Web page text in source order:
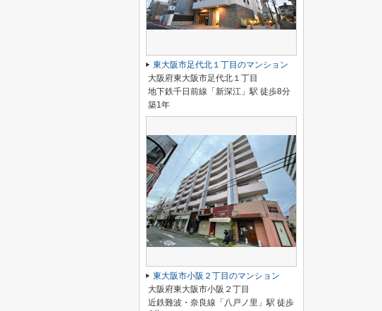
東大阪市足代北１丁目のマンション
大阪府東大阪市足代北１丁目
地下鉄千日前線「新深江」駅 徒歩8分
築1年
東大阪市小阪２丁目のマンション
大阪府東大阪市小阪２丁目
近鉄難波・奈良線「八戸ノ里」駅 徒歩